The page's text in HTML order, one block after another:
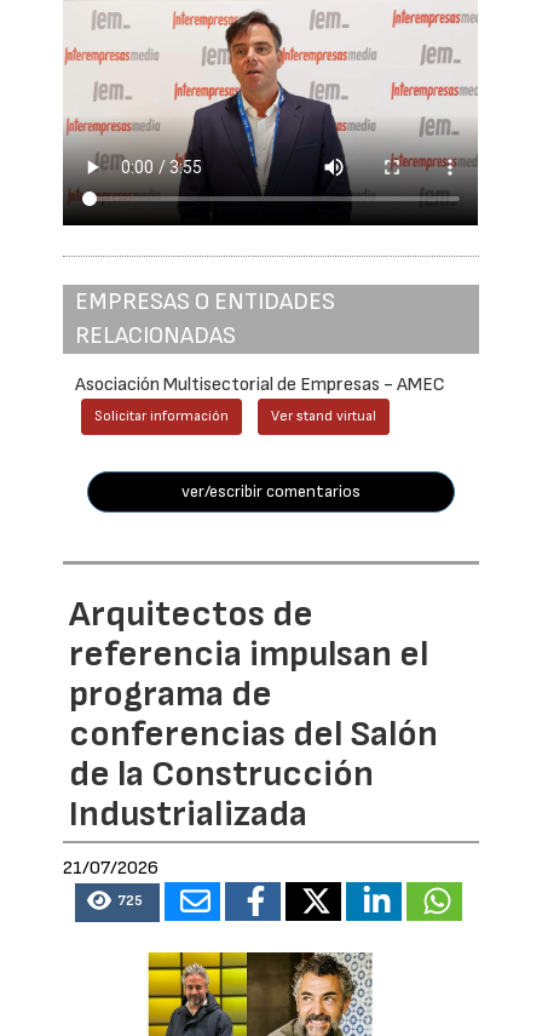
EMPRESAS O ENTIDADES
RELACIONADAS
Asociación Multisectorial de Empresas - AMEC
Solicitar información Ver stand virtual
ver/escribir comentarios
Arquitectos de
referencia impulsan el
programa de
conferencias del Salón
de la Construcción
Industrializada
21/07/2026
725